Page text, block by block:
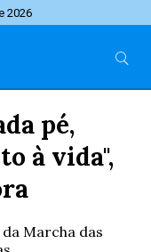
2026
pé,
à vida",
Marcha das